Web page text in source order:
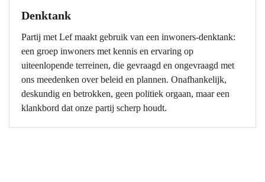
Denktank
Partij met Lef maakt gebruik van een inwoners-denktank:
een groep inwoners met kennis en ervaring op
uiteenlopende terreinen, die gevraagd en ongevraagd met
ons meedenken over beleid en plannen. Onafhankelijk,
deskundig en betrokken, geen politiek orgaan, maar een
klankbord dat onze partij scherp houdt.